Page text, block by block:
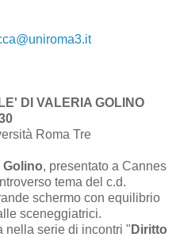
DI VALERIA GOLINO
Roma Tre
Golino, presentato a Cannes
tema del c.d.
schermo con equilibrio
sceneggiatrici.
nella serie di incontri " Diritto